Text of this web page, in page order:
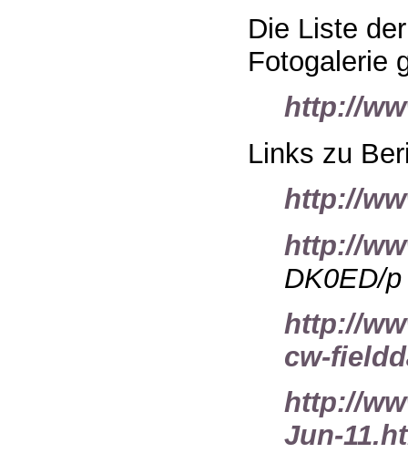
Die Liste
Fotogalerie
http://
Links zu
http://
http://
DK0ED/p
http://
cw-
http://
Jun-